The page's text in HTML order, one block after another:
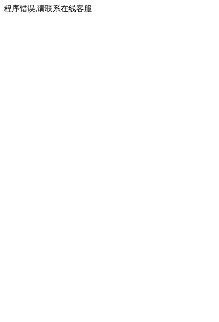
程序错误,请联系在线客服